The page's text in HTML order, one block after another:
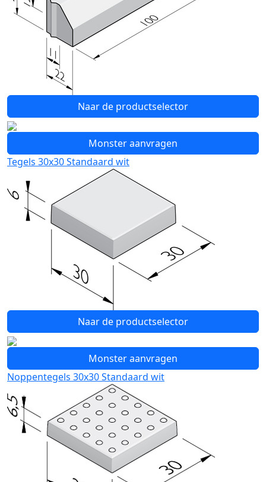
Naar de productselector
Monster aanvragen
Tegels 30x30 Standaard wit
Naar de productselector
Monster aanvragen
Noppentegels 30x30 Standaard wit